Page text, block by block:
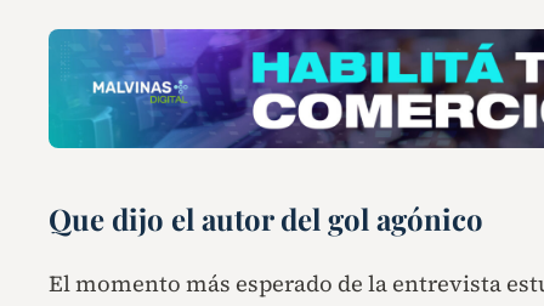
Que dijo el autor del gol agónico
El momento más esperado de la entrevista